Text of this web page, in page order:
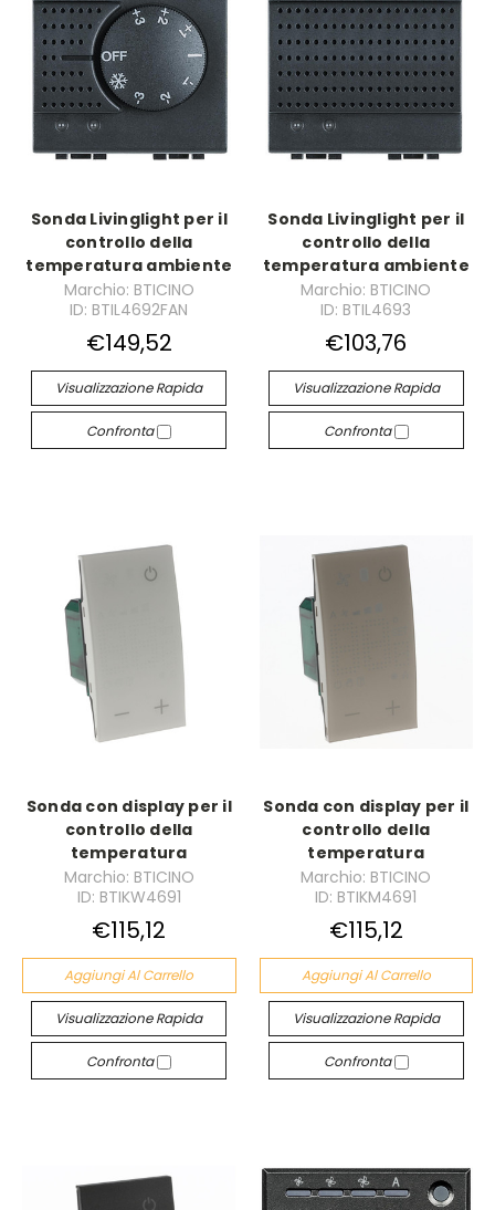
Sonda Livinglight per il
controllo della
temperatura ambiente
Marchio: BTICINO
ID: BTIL4692FAN
€149,52
Visualizzazione Rapida
Confronta
Sonda Livinglight per il
controllo della
temperatura ambiente
Marchio: BTICINO
ID: BTIL4693
€103,76
Visualizzazione Rapida
Confronta
Sonda con display per il
controllo della
temperatura
Marchio: BTICINO
ID: BTIKW4691
€115,12
Aggiungi Al Carrello
Visualizzazione Rapida
Confronta
Sonda con display per il
controllo della
temperatura
Marchio: BTICINO
ID: BTIKM4691
€115,12
Aggiungi Al Carrello
Visualizzazione Rapida
Confronta